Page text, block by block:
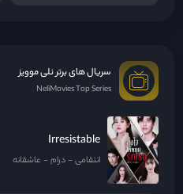
سریال های برتر نلی موویز
NeliMovies Top Series
Irresistable
انتقامی درام عاشقانه